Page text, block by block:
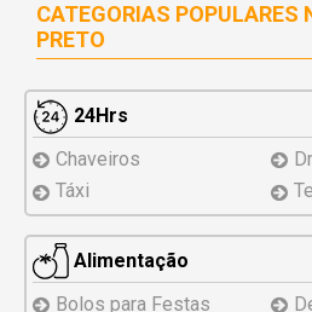
CATEGORIAS POPULARES
PRETO
24Hrs
Chaveiros
Táxi
Alimentação
Bolos para Festas